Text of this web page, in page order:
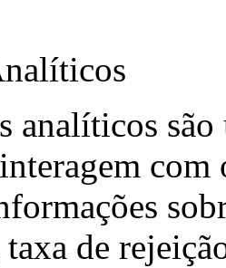
analíticos são
com
de